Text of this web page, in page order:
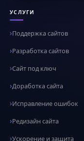
УСЛУГИ
Поддержка сайтов
Разработка сайтов
Сайт под ключ
Доработка сайта
Исправление ошибок
Редизайн сайта
Ускорение и защита